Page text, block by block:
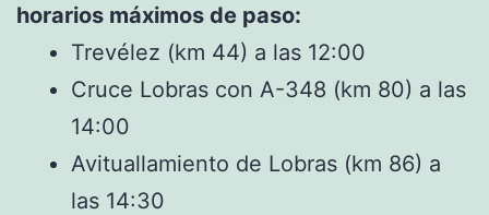
horarios máximos de paso:
Trevélez (km 44) a las 12:00
Cruce Lobras con A-348 (km 80) a las
14:00
Avituallamiento de Lobras (km 86) a
las 14:30